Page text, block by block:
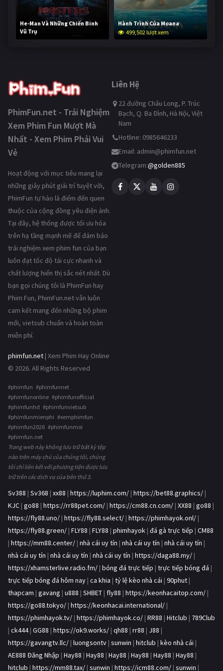
He-Man Và Những Chiến Binh
Vũ Trụ
248,943 lượt xem
Hành Trình Của Moana
499,502 lượt xem
PhimFun.net - Trải Nghiệm
Xem Phim Fun Mượt Mà
Nhất - Xem Phim Phải Vui
Vẻ
Hoạt động với mục tiêu mang lại
những giây phút giải trí tuyệt vời,
PhimFun tự hào là điểm đến quen
thuộc của cộng đồng yêu điện ảnh.
Tại đây, hệ thống được tối ưu hóa
trên hạ tầng mạnh mẽ để đảm bảo
trải nghiệm xem phim fun của bạn
luôn đạt tốc độ tải cực nhanh và
chất lượng hiển thị sắc nét nhất. Dù
bạn gọi chúng tôi là PhimFun hay
Phim Fun, PhimFun.net vẫn luôn
cam kết mang đến những bộ phim
mới, vietsub chuẩn và hoàn toàn
miễn phí.
phimfun.net | Xem Phim Hay Online
© 2026. All Rights Reserved
#phimfun #phimfunnet
#phimfunonline #phimfunofficial
#phimfunhd #phimfunvietsub
#phimfunmienphi #xemphimfun
#phimfun2026 #phimfunmoi
#phimfun.net
Trang web này không lưu trữ bất kỳ tệp
nào trên máy chủ của chúng tôi, chúng
tôi chỉ liên kết với phương tiện được lưu
trữ trên các dịch vụ của bên thứ 3.
Liên Hệ
22 đường Châu Long, P. Trúc
Bạch, Q. Ba Đình, Hà Nội, Việt
Nam
Hotline: 0985646233
Email: admin@phimfun.net
Telegram:@golden885
Sv388 | Sv368 | xx88 | https://luphim.com/ | https://bet88.graphics/ |
KJC | go88 | https://rr88pet.com/ | https://cm88.cn.com/ | XX88 | go88 |
https://fly88.uno/ | https://fly88.select/ | https://phimhayok.onl/ |
https://fly88.green/ | FLY88 | FLY88 | phimhayok | đá gà trực tiếp | CM88
| https://mm88.center/ | nhà cái uy tín | nhà cái uy tín | nhà cái uy tín |
nhà cái uy tín | nhà cái uy tín | nhà cái uy tín | https://daga88.my/ |
https://xhamsterlive.radio.fm/ | bóng đá trực tiếp | trực tiếp bóng đá |
trực tiếp bóng đá hôm nay | ca khia | tỷ lệ kèo nhà cái | 90phut |
thapcam | gavang | u888 | SHBET | fly88 | https://keonhacaitop.com/ |
https://go88.tokyo/ | https://keonhacai.international/ |
https://phimhayok.tv/ | https://phimhayok.co/ | RR88 | Hitclub | 789Club
| ck444| GG88 | https://ok9.works/ | qh88 | rr88 | J88 |
https://gavangtv.llc/ | luongsontv | sunwin | hitclub | kèo nhà cái |
AE888 Đăng Nhập | Hay88 | Hay88 | Hay88 | Hay88 | Hay88 | Hay88 |
hitclub | https://mm88.tax/ | sunwin | https://icm88.com/ | sunwin |